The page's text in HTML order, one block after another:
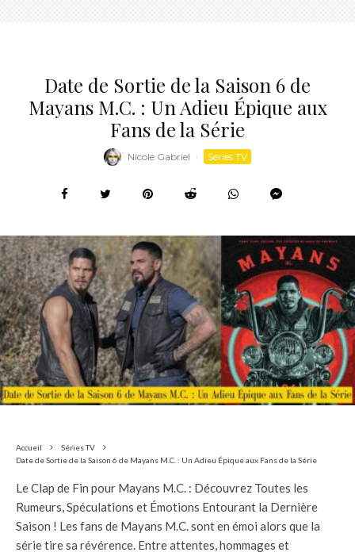
Date de Sortie de la Saison 6 de
Mayans M.C. : Un Adieu Épique aux
Fans de la Série
Nicole Gabriel · Séries TV
Accueil
Séries TV
Date de Sortie de la Saison 6 de Mayans M.C. : Un Adieu Épique aux Fans de la Série
Le Clap de Fin pour Mayans M.C. : Découvrez Toutes les
Rumeurs, Spéculations et Émotions Entourant la Dernière
Saison ! Les fans de Mayans M.C. sont en émoi alors que la
série tire sa révérence. Entre attentes, hommages et